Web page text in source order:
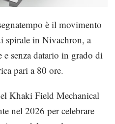
è il movimento
spirale in Nivachron, a
e senza datario in grado di
pari a 80 ore.
Khaki Field Mechanical
nel 2026 per celebrare